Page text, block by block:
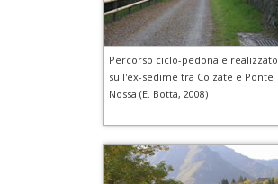
Percorso ciclo-pedonale realizzato
sull'ex-sedime tra Colzate e Ponte
Nossa (E. Botta, 2008)